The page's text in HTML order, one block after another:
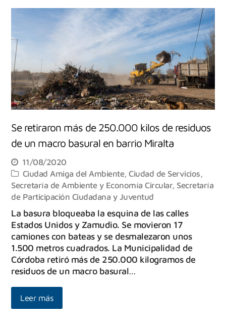
Se retiraron más de 250.000 kilos de residuos
de un macro basural en barrio Miralta
11/08/2020
Ciudad Amiga del Ambiente,Ciudad de Servicios
Secretaría de Ambiente y Economía Circular, Secretaría
de Participación Ciudadana y Juventud
La basura bloqueaba la esquina de las calles
Estados Unidos y Zamudio. Se movieron 17
camiones con bateas y se desmalezaron unos
1.500 metros cuadrados. La Municipalidad de
Córdoba retiró más de 250.000 kilogramos de
residuos de un macro basural…
Leer más